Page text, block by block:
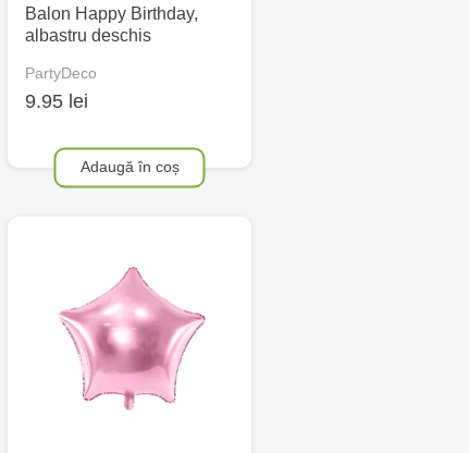
Balon Happy Birthday,
albastru deschis
PartyDeco
9.95 lei
Adaugă în coș